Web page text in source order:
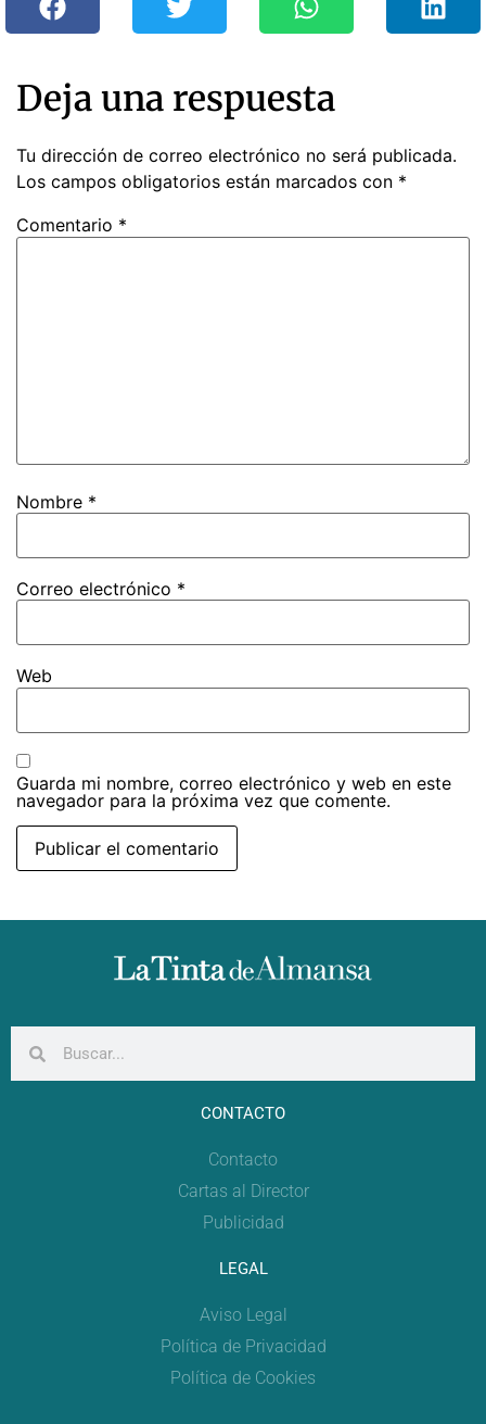
Deja una respuesta
Tu dirección de correo electrónico no será publicada.
Los campos obligatorios están marcados con *
Comentario *
Nombre *
Correo electrónico *
Web
Guarda mi nombre, correo electrónico y web en este
navegador para la próxima vez que comente.
CONTACTO
Contacto
Cartas al Director
Publicidad
LEGAL
Aviso Legal
Política de Privacidad
Política de Cookies